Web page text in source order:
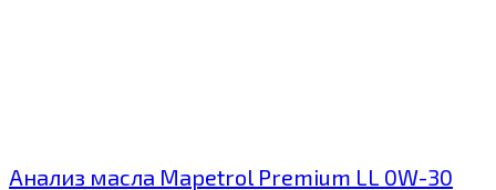
Анализ масла Mapetrol Premium LL 0W-30